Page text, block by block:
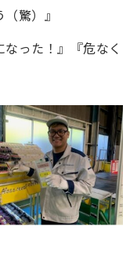
驚）』
った！』『危なく